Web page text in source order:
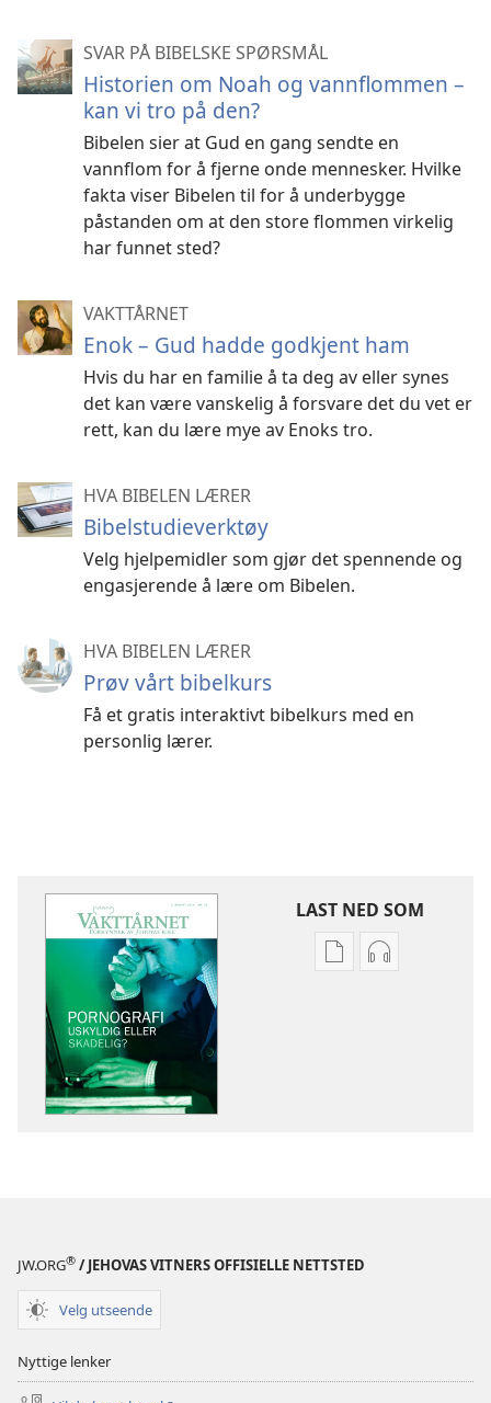
SVAR PÅ BIBELSKE SPØRSMÅL
Historien om Noah og vannflommen –
kan vi tro på den?
Bibelen sier at Gud en gang sendte en
vannflom for å fjerne onde mennesker. Hvilke
fakta viser Bibelen til for å underbygge
påstanden om at den store flommen virkelig
har funnet sted?
VAKTTÅRNET
Enok – Gud hadde godkjent ham
Hvis du har en familie å ta deg av eller synes
det kan være vanskelig å forsvare det du vet er
rett, kan du lære mye av Enoks tro.
HVA BIBELEN LÆRER
Bibelstudieverktøy
Velg hjelpemidler som gjør det spennende og
engasjerende å lære om Bibelen.
HVA BIBELEN LÆRER
Prøv vårt bibelkurs
Få et gratis interaktivt bibelkurs med en
personlig lærer.
LAST NED SOM
JW.ORG® / JEHOVAS VITNERS OFFISIELLE NETTSTED
Velg utseende
Nyttige lenker